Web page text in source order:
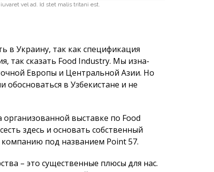
в Узбекистане и не
здесь и основать собственный
под назва­нием Point 57.
– это суще­ственные плюсы для нас.
а мы, со своей сто­роны,
большое количество заводов